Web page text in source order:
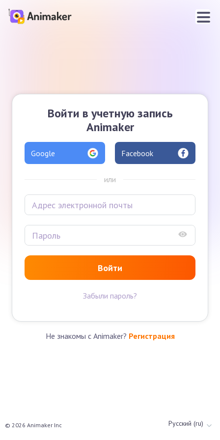
Войти в учетную запись
Animaker
Google Facebook
или
Войти
Забыли пароль?
Не знакомы с Animaker? Регистрация
© 2026 Animaker Inc Русский (ru)